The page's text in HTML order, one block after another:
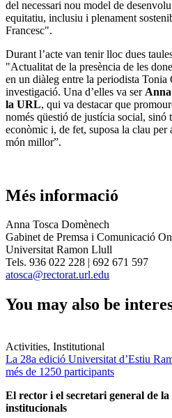
del necessari nou model de
equitatiu, inclusiu i plenament
Francesc".
Durant l’acte van tenir lloc dues
"Actualitat de la presència de les
en un diàleg entre la periodista Tonia
investigació. Una d’elles va ser
la URL, qui va destacarque
només qüestió de justícia social, sinó
econòmic i, de fet, suposa la clau per
món millor”.
Més informació
Anna Tosca Domènech
Gabinet de Premsa i Comunicació
Universitat Ramon Llull
Tels. 936 022 228 | 692 671 597
atosca@rectorat.url.edu
You may also be
Activities, Institutional
La 28a edició Universitat d’Estiu
més de 1250 participants
El rector i el secretari general de
institucionals